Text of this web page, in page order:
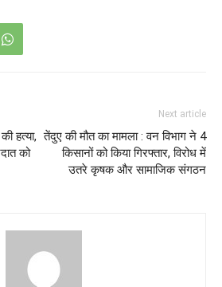
हत्या,
को
Next article
तेंदुए की मौत का मामला : वन विभाग ने 4
किसानों को किया गिरफ्तार, विरोध में
उतरे कृषक और सामाजिक संगठन